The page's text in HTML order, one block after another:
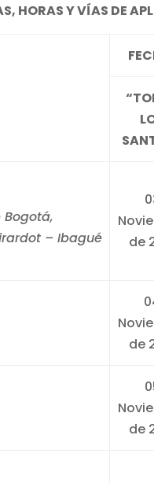
HORAS Y VÍAS DE
– Ibagué
de
de
de